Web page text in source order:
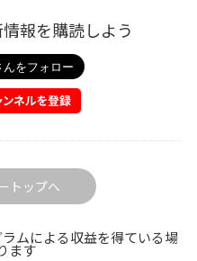
報を購読しよう
トップへ
ムによる収益を得ている場
ます